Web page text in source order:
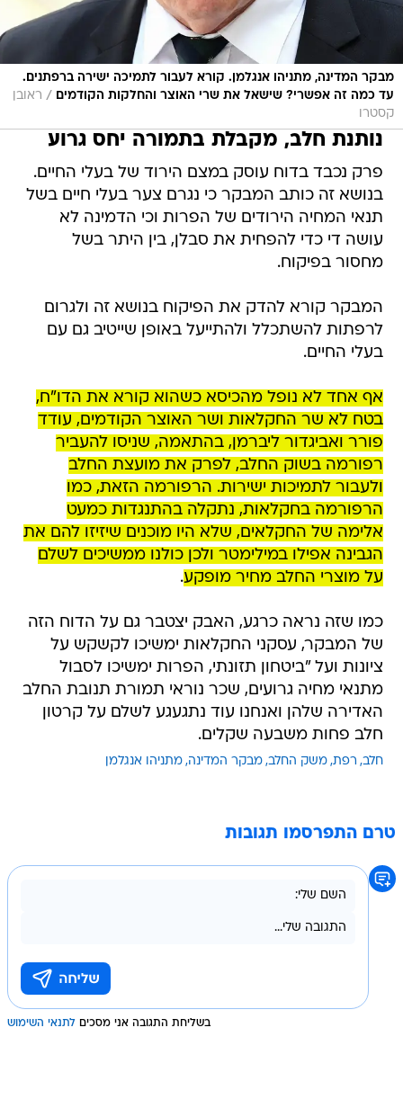
מבקר המדינה, מתניהו אנגלמן. קורא לעבור לתמיכה ישירה ברפתנים.
עד כמה זה אפשרי? שישאל את שרי האוצר והחלקות הקודמים
/ ראובן
קסטרו
נותנת חלב, מקבלת בתמורה יחס גרוע
פרק נכבד בדוח עוסק במצם הירוד של בעלי החיים.
בנושא זה כותב המבקר כי נגרם צער בעלי חיים בשל
תנאי המחיה הירודים של הפרות וכי הדמינה לא
עושה די כדי להפחית את סבלן, בין היתר בשל
מחסור בפיקוח.
המבקר קורא להדק את הפיקוח בנושא זה ולגרום
לרפתות להשתכלל ולהתייעל באופן שייטיב גם עם
בעלי החיים.
אף אחד לא נופל מהכיסא כשהוא קורא את הדו"ח,
בטח לא שר החקלאות ושר האוצר הקודמים, עודד
פורר ואביגדור ליברמן, בהתאמה, שניסו להעביר
רפורמה בשוק החלב, לפרק את מועצת החלב
ולעבור לתמיכות ישירות. הרפורמה הזאת, כמו
הרפורמה בחקלאות, נתקלה בהתנגדות כמעט
אלימה של החקלאים, שלא היו מוכנים שיזיזו להם את
הגבינה אפילו במילימטר ולכן כולנו ממשיכים לשלם
על מוצרי החלב מחיר מופקע.
כמו שזה נראה כרגע, האבק יצטבר גם על הדוח הזה
של המבקר, עסקני החקלאות ימשיכו לקשקש על
ציונות ועל "ביטחון תזונתי, הפרות ימשיכו לסבול
מתנאי מחיה גרועים, שכר נוראי תמורת תנובת החלב
האדירה שלהן ואנחנו עוד נתגעגע לשלם על קרטון
חלב פחות משבעה שקלים.
חלב רפת משק החלב מבקר המדינה מתניהו אנגלמן
טרם התפרסמו תגובות
בשליחת התגובה אני מסכים לתנאי השימוש